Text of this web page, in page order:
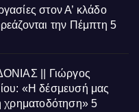
στον Α’ κλάδο
την Πέμπτη 5
|| Γιώργος
«Η δέσμευσή μας
χρηματοδότηση» 5